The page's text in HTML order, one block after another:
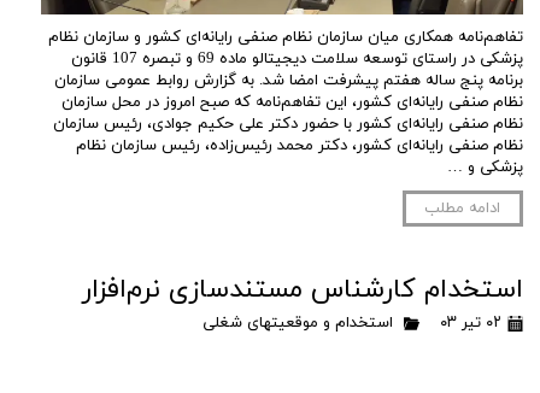
تفاهم‌نامه همکاری میان سازمان نظام صنفی رایانه‌ای کشور و سازمان نظام
پزشکی در راستای توسعه سلامت دیجیتالو ماده 69 و تبصره 107 قانون
برنامه پنج ساله هفتم پیشرفت امضا شد. به گزارش روابط عمومی سازمان
نظام صنفی رایانه‌ای کشور، این تفاهم‌نامه که صبح امروز در محل سازمان
نظام صنفی رایانه‌ای کشور با حضور دکتر علی حکیم جوادی، رئیس سازمان
نظام صنفی رایانه‌ای کشور، دکتر محمد رئیس‌زاده، رئیس سازمان نظام
پزشکی و …
ادامه مطلب
استخدام کارشناس مستندسازی نرم‌افزار
۰۲ تیر ۰۳ استخدام و موقعیتهای شغلی